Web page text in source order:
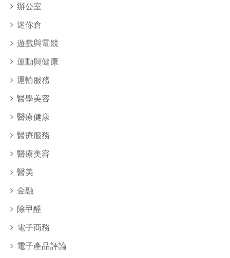
辦公室
迷你倉
遊戲與電競
運動與健康
運輸服務
醫學美容
醫療健康
醫療服務
醫療美容
醫美
金融
除甲醛
電子商務
電子產品評論